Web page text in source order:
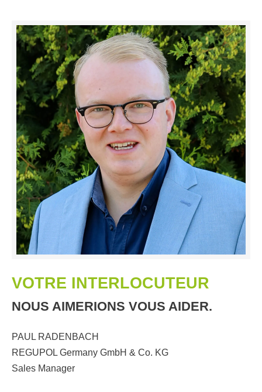
VOTRE INTERLOCUTEUR
NOUS AIMERIONS VOUS AIDER.
PAUL RADENBACH
REGUPOL Germany GmbH & Co. KG
Sales Manager